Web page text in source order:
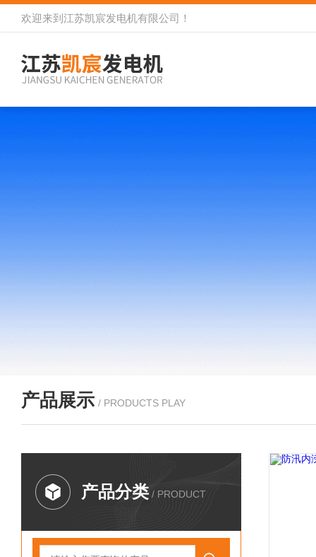
欢迎来到 江苏凯宸发电机有限公司 ！
产品展示 / PRODUCTS PLAY
产品分类 / PRODUCT